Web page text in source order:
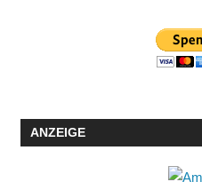
ANZEIGE